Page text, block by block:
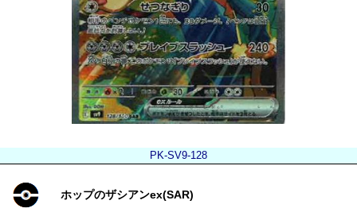
PK-SV9-128
ホップのザシアンex(SAR)